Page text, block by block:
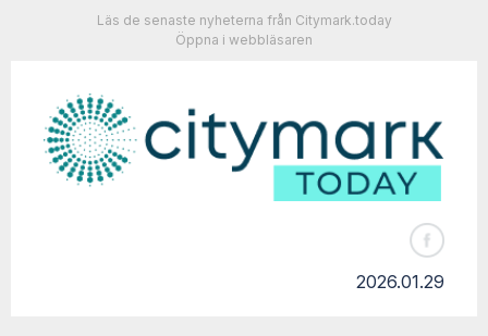
Läs de senaste nyheterna från Citymark.today
Öppna i webbläsaren
2026.01.29